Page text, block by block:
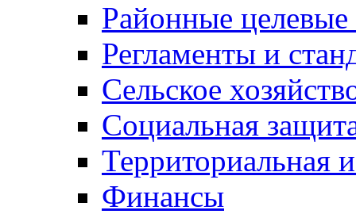
Районные
Регламенты и
Сельское
Социальная
Территориальная
Финансы